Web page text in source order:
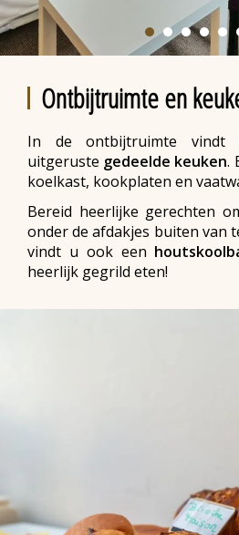
Ontbijtruimte en
In de ontbijtruimte
uitgeruste gedeelde keuken.
koelkast, kookplaten en
Bereid heerlijke gerechten
onder de afdakjes buiten van
vindt u ook een
heerlijk gegrild eten!